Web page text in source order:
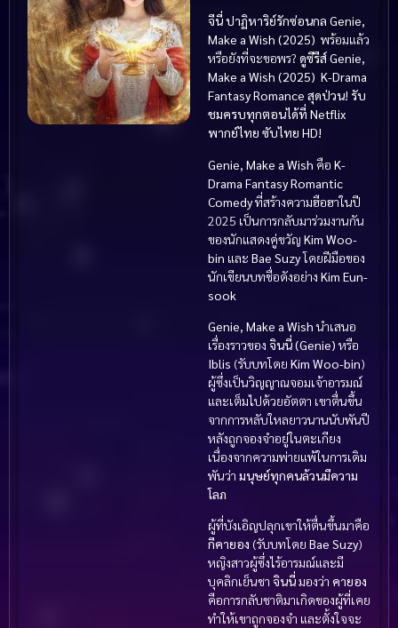
จีนี่ ปาฏิหาริย์รักซ่อนกล Genie,
Make a Wish (2025) พร้อมแล้ว
หรือยังที่จะขอพร? ดูซีรีส์ Genie,
Make a Wish (2025) K-Drama
Fantasy Romance สุดป่วน! รับ
ชมครบทุกตอนได้ที่ Netflix
พากย์ไทย ซับไทย HD!
Genie, Make a Wish คือ K-
Drama Fantasy Romantic
Comedyที่สร้างความฮือฮาในปี
2025 เป็นการกลับมาร่วมงานกัน
ของนักแสดงคู่ขวัญ Kim Woo-
bin และ Bae Suzyโดยฝีมือของ
นักเขียนบทชื่อดังอย่าง Kim Eun-
sook
Genie, Make a Wish นำเสนอ
เรื่องราวของ จินนี่ (Genie) หรือ
Iblis (รับบทโดย Kim Woo-bin)
ผู้ซึ่งเป็นวิญญาณจอมเจ้าอารมณ์
และเต็มไปด้วยอัตตา เขาตื่นขึ้น
จากการหลับใหลยาวนานนับพันปี
หลังถูกจองจำอยู่ในตะเกียง
เนื่องจากความพ่ายแพ้ในการเดิม
พันว่า มนุษย์ทุกคนล้วนมีความ
โลภ
ผู้ที่บังเอิญปลุกเขาให้ตื่นขึ้นมาคือ
กีคายอง (รับบทโดย Bae Suzy)
หญิงสาวผู้ซึ่งไร้อารมณ์และมี
บุคลิกเย็นชา จินนี่มองว่า คายอง
คือการกลับชาติมาเกิดของผู้ที่เคย
ทำให้เขาถูกจองจำ และตั้งใจจะ